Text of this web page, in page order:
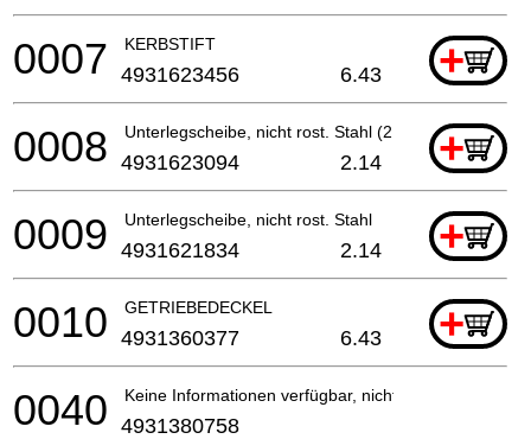
KERBSTIFT +
0007 4931623456 6.43
Unterlegscheibe, nicht rost. Stahl (2 benötigt)
+
0008 4931623094 2.14
Unterlegscheibe, nicht rost. Stahl +
0009 4931621834 2.14
GETRIEBEDECKEL +
0010 4931360377 6.43
Keine Informationen verfügbar, nicht bestellbar
0040 4931380758